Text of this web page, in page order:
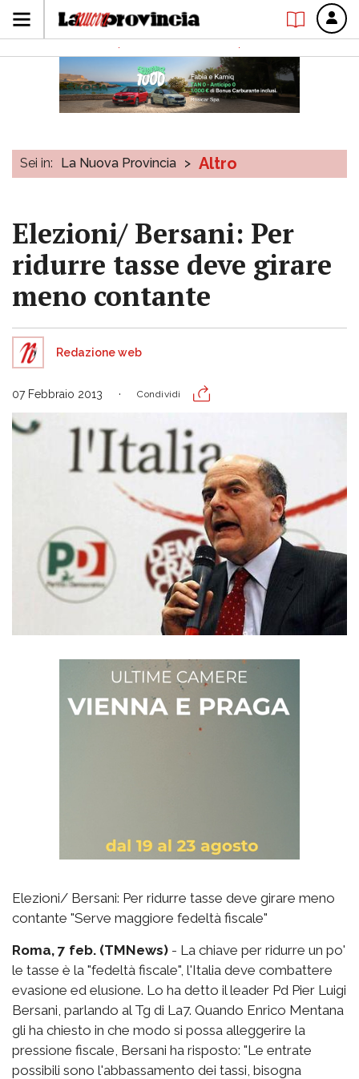
Sei in: La Nuova Provincia > Altro
Elezioni/ Bersani: Per
ridurre tasse deve girare
meno contante
Redazione web
07 Febbraio 2013 Condividi
Elezioni/ Bersani: Per ridurre tasse deve girare meno
contante "Serve maggiore fedeltà fiscale"
Roma, 7 feb. (TMNews) - La chiave per ridurre un po'
le tasse è la "fedeltà fiscale", l'Italia deve combattere
evasione ed elusione. Lo ha detto il leader Pd Pier Luigi
Bersani, parlando al Tg di La7. Quando Enrico Mentana
gli ha chiesto in che modo si possa alleggerire la
pressione fiscale, Bersani ha risposto: "Le entrate
possibili sono l'abbassamento dei tassi, bisogna